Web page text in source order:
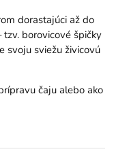
dorastajúci až do
borovicové špičky
svoju sviežu živicovú
čaju alebo ako